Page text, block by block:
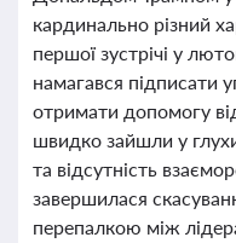
кардинально різний
першої зустрічі у
намагався підписати
отримати допомогу
швидко зайшли у
та відсутність
завершилася
перепалкою між